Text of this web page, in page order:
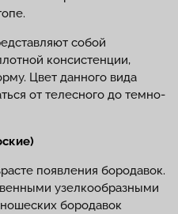
собой
консистенции,
Цвет данного вида
от телесного до темно-
появления бородавок.
узелкообразными
бородавок